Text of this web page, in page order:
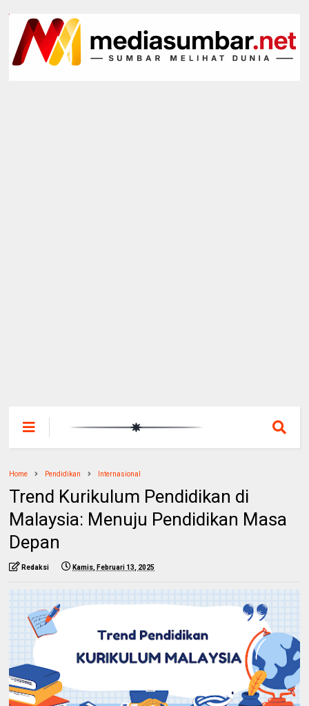
Home Pendidikan Internasional
Trend Kurikulum Pendidikan di
Malaysia: Menuju Pendidikan Masa
Depan
Redaksi Kamis, Februari 13, 2025